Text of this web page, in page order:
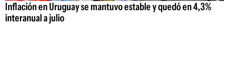
Inflación en Uruguay se mantuvo estable y quedó en 4,3%
interanual a julio